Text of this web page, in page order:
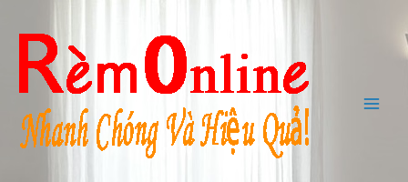
content